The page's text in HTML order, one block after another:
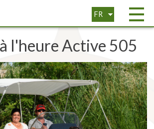
FR
EN
l'heure Active 505